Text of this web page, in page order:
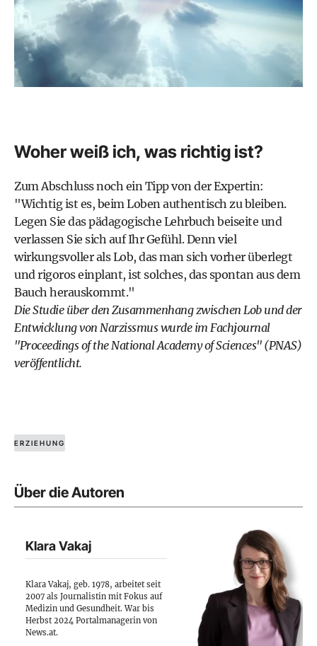
Woher weiß ich, was richtig ist?
Zum Abschluss noch ein Tipp von der Expertin:
"Wichtig ist es, beim Loben authentisch zu bleiben.
Legen Sie das pädagogische Lehrbuch beiseite und
verlassen Sie sich auf Ihr Gefühl. Denn viel
wirkungsvoller als Lob, das man sich vorher überlegt
und rigoros einplant, ist solches, das spontan aus dem
Bauch herauskommt."
DieStudie über den Zusammenhang zwischen Lob und der
Entwicklung von Narzissmuswurde im Fachjournal
"Proceedings of the National Academy of Sciences" (PNAS)
veröffentlicht.
ERZIEHUNG
Über die Autoren
Klara Vakaj
Klara Vakaj, geb. 1978, arbeitet seit
2007 als Journalistin mit Fokus auf
Medizin und Gesundheit. War bis
Herbst 2024 Portalmanagerin von
News.at.